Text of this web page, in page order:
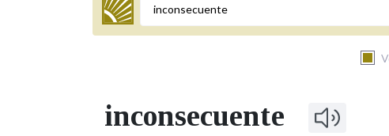
Termo a buscar
BUSCAR NOS LEMAS
inconsecuente